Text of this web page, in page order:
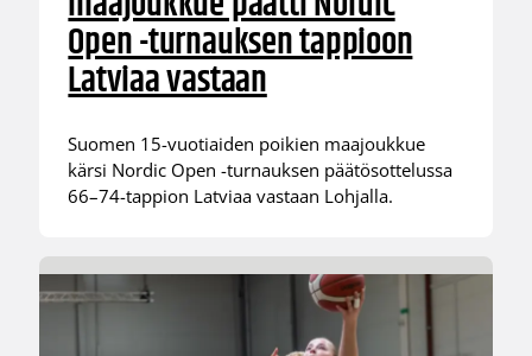
Open -turnauksen tappioon
Latviaa vastaan
Suomen 15-vuotiaiden poikien maajoukkue
kärsi Nordic Open -turnauksen päätösottelussa
66–74-tappion Latviaa vastaan Lohjalla.